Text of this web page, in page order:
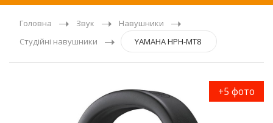
Головна Звук
Навушники
Студійні навушники
YAMAHA HPH-MT8
+5 фото